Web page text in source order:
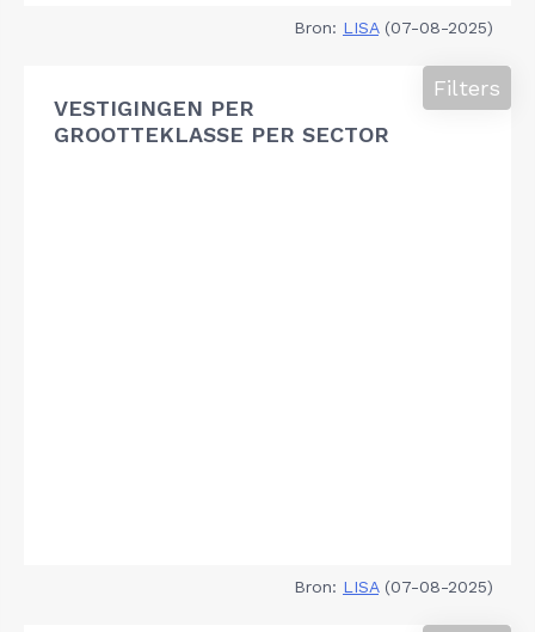
Bron: LISA(07-08-2025)
VESTIGINGEN PER
GROOTTEKLASSE PER SECTOR
Filters
Bron: LISA(07-08-2025)